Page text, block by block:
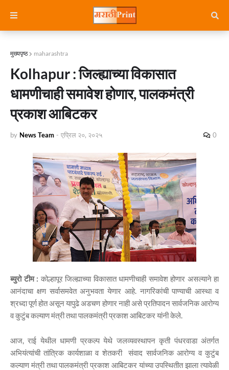
मुख्यपृष्ठ maharashtra
Kolhapur : जिल्ह्याच्या विकासात
धामणीचाही समावेश होणार, पालकमंत्री
प्रकाश आबिटकर
by News Team - एप्रिल २०, २०२५ 0
ब्युरो टीम : कोल्हापूर जिल्ह्याच्या विकासात धामणीचाही समावेश होणार असल्याने हा
आनंदाचा क्षण सर्वासमवेत अनुभवता येणार आहे. नागरिकांची पाण्याची आस्था व
श्रध्दा पूर्ण होत असून यापुढे अडचण होणार नाही असे प्रतिपादन सार्वजनिक आरोग्य
व कुटुंब कल्याण मंत्री तथा पालकमंत्री प्रकाश आबिटकर यांनी केले.
आज, राई येथील धामणी प्रकल्प येथे जलव्यवस्थापन कृती पंधरवाडा अंतर्गत
अभियंत्यांची तांत्रिक कार्यशाळा व शेतकरी संवाद सार्वजनिक आरोग्य व कुटुंब
कल्याण मंत्री तथा पालकमंत्री प्रकाश आबिटकर यांच्या उपस्थितीत झाला त्यावेळी